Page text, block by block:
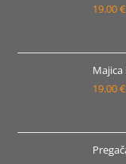
19.00€
19.00€